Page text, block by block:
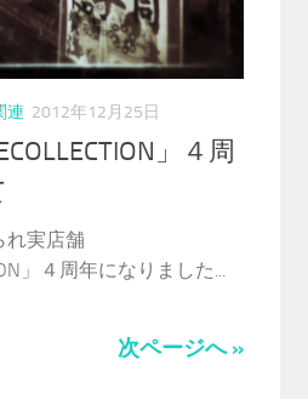
連 2012年12月25日
」４周
れ実店舗
」４周年になりました...
次ページへ »